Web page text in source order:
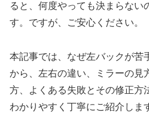
ると、何度やっても決まらない
す。ですが、ご安心ください。
本記事では、なぜ左バックが苦
から、左右の違い、ミラーの見
方、よくある失敗とその修正方
わかりやすく丁寧にご紹介しま